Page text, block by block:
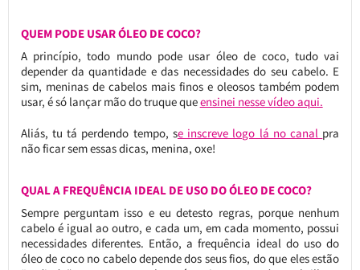
QUEM PODE USAR ÓLEO DE COCO?
A princípio, todo mundo pode usar óleo de coco, tudo vai
depender da quantidade e das necessidades do seu cabelo. E
sim, meninas de cabelos mais finos e oleosos também podem
usar, é só lançar mão do truque queensinei nesse vídeo aqui.
Aliás, tu tá perdendo tempo, se inscreve logo lá no canal pra
não ficar sem essas dicas, menina, oxe!
QUAL A FREQUÊNCIA IDEAL DE USO DO ÓLEO DE COCO?
Sempre perguntam isso e eu detesto regras, porque nenhum
cabelo é igual ao outro, e cada um, em cada momento, possui
necessidades diferentes. Então, a frequência ideal do uso do
óleo de coco no cabelo depende dos seus fios, do que eles estão